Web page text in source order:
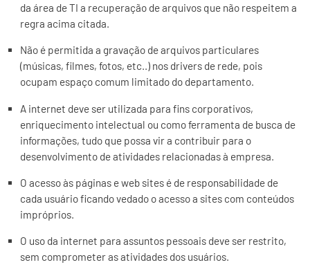
da área de TI a recuperação de arquivos que não respeitem a
regra acima citada.
Não é permitida a gravação de arquivos particulares
(músicas, filmes, fotos, etc..) nos drivers de rede, pois
ocupam espaço comum limitado do departamento.
A internet deve ser utilizada para fins corporativos,
enriquecimento intelectual ou como ferramenta de busca de
informações, tudo que possa vir a contribuir para o
desenvolvimento de atividades relacionadas à empresa.
O acesso às páginas e web sites é de responsabilidade de
cada usuário ficando vedado o acesso a sites com conteúdos
impróprios.
O uso da internet para assuntos pessoais deve ser restrito,
sem comprometer as atividades dos usuários.